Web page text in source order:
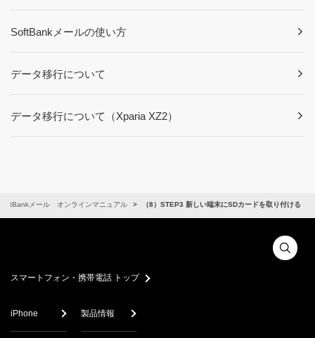
SoftBankメールの使い方
データ移行について
データ移行について（Xparia XZ2）
メール オンラインマニュアル （8）STEP3 新しい端末にSDカードを取り付ける
スマートフォン・携帯電話 トップ
iPhone 製品情報